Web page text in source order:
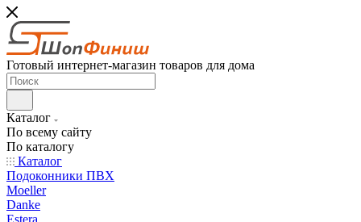
Готовый интернет-магазин товаров для дома
Каталог
По всему сайту
По каталогу
Каталог
Подоконники ПВХ
Moeller
Danke
Estera